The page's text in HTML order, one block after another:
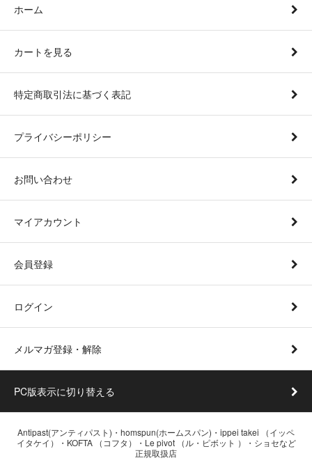
ホーム
カートを見る
特定商取引法に基づく表記
プライバシーポリシー
お問い合わせ
マイアカウント
会員登録
ログイン
メルマガ登録・解除
PC版表示に切り替える
Antipast(アンティパスト)・homspun(ホームスパン)・ippei takei （イッペ
イタケイ）・KOFTA （コフタ）・Le pivot （ル・ピボット ）・ショセなど
正規取扱店